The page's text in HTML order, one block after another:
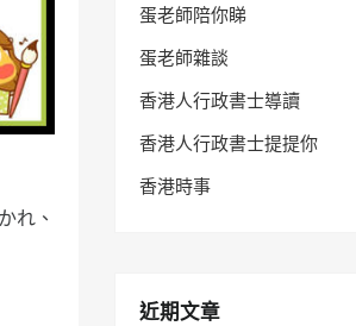
れ、
蛋老師陪你睇
蛋老師雜談
香港人行政書士導讀
香港人行政書士提提你
香港時事
近期文章